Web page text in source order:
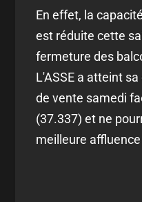
En effet, la
est réduite cette
fermeture des
L'ASSE a atteint
de vente samedi
(37.337) et ne
meilleure